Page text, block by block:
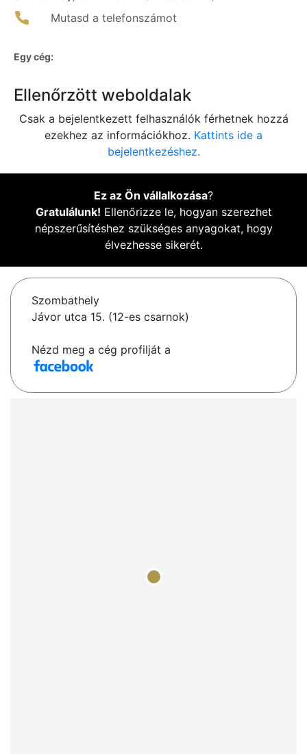
Mutasd a telefonszámot
Egy cég:
Ellenőrzött weboldalak
Csak a bejelentkezett felhasználók férhetnek hozzá
ezekhez az információkhoz. Kattints ide a
bejelentkezéshez.
Ez az Ön vállalkozása?
Gratulálunk! Ellenőrizze le, hogyan szerezhet
népszerűsítéshez szükséges anyagokat, hogy
élvezhesse sikerét.
Szombathely
Jávor utca 15. (12-es csarnok)
Nézd meg a cég profilját a